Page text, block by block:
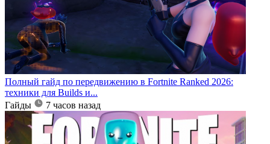
Полный гайд по передвижению в Fortnite Ranked 2026:
техники для Builds и...
Гайды
7 часов назад